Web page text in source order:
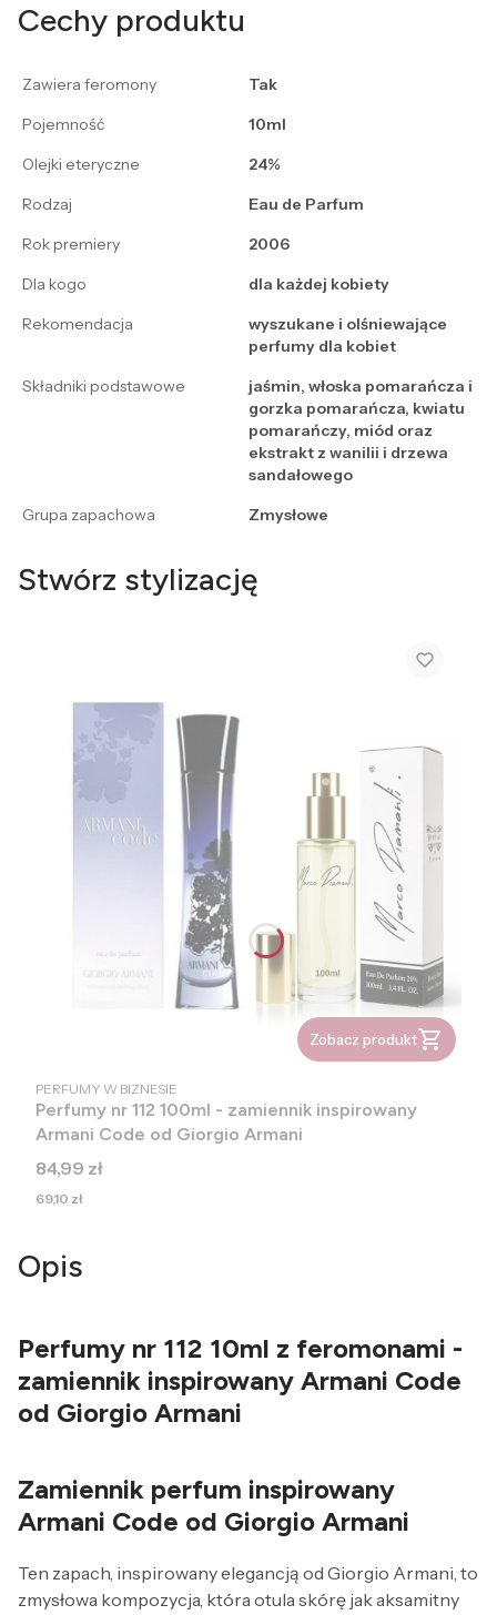
Cechy produktu
Zawiera feromony
Tak
Pojemność
10ml
Olejki eteryczne
24%
Rodzaj
Eau de Parfum
Rok premiery
2006
Dla kogo
dla każdej kobiety
Rekomendacja
wyszukane i olśniewające
perfumy dla kobiet
Składniki podstawowe
jaśmin, włoska pomarańcza i
gorzka pomarańcza, kwiatu
pomarańczy, miód oraz
ekstrakt z wanilii i drzewa
sandałowego
Grupa zapachowa
Zmysłowe
Stwórz stylizację
Zobacz produkt
PRODUCENT
PERFUMY W BIZNESIE
Perfumy nr 112 100ml - zamiennik inspirowany
Armani Code od Giorgio Armani
Cena
84,99 zł
Cena
69,10 zł
Opis
Perfumy nr 112 10ml z feromonami -
zamiennik inspirowany Armani Code
od Giorgio Armani
Zamiennik perfum inspirowany
Armani Code od Giorgio Armani
Ten zapach, inspirowany elegancją od Giorgio Armani, to
zmysłowa kompozycja, która otula skórę jak aksamitny